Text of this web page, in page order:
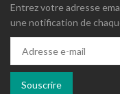
Entrez votre adresse
une notification de
mail
Souscrire